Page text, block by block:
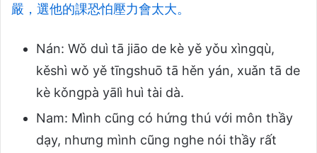
嚴，選他的課恐怕壓力會太大。
Nán: Wǒ duì tā jiāo de kè yě yǒu xìngqù,
kěshì wǒ yě tīngshuō tā hěn yán, xuǎn tā de
kè kǒngpà yālì huì tài dà.
Nam: Mình cũng có hứng thú với môn thầy
dạy, nhưng mình cũng nghe nói thầy rất